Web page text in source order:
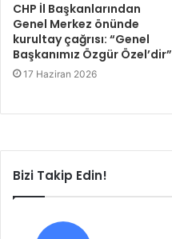
CHP İl Başkanlarından
Genel Merkez önünde
kurultay çağrısı: “Genel
Başkanımız Özgür Özel’dir”
17 Haziran 2026
Bizi Takip Edin!